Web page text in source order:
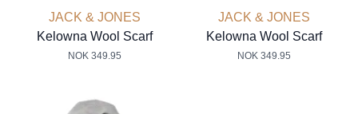
JACK & JONES
Kelowna Wool Scarf
NOK 349.95
JACK & JONES
Kelowna Wool Scarf
NOK 349.95